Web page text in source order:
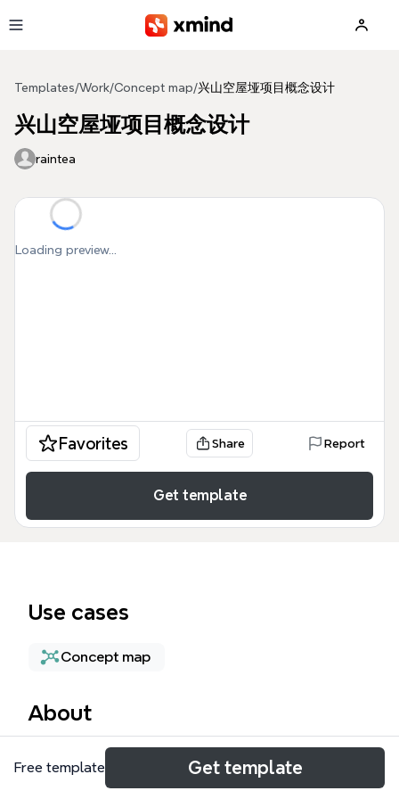
Templates/Work/Concept map/兴山空屋垭项目概念设计
兴山空屋垭项目概念设计
raintea
Loading preview...
Favorites Share Report
Get template
Use cases
Concept map
About
兴山空屋垭项目概念设计模板是一个为建筑师、城市规
划师和地产开发商量身定制的专业知识框架。该模板围
Free template Get template